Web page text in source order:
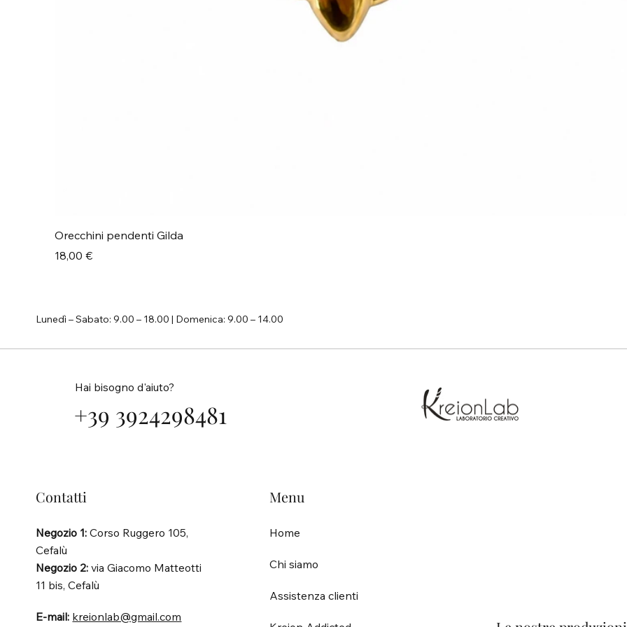
Orecchini pendenti Gilda
Prezzo
18,00 €
Contatti
Negozio 1: Corso Ruggero 105,
Cefalù
Negozio 2: via Giacomo Matteotti
11 bis, Cefalù
E-mail: kreionlab@gmail.com
Menu
Home
Chi siamo
Assistenza clienti
Hai bisogno d'aiuto?
+39 3924298481
Lunedì – Sabato: 9.00 – 18.00 | Domenica: 9.00 – 14.00